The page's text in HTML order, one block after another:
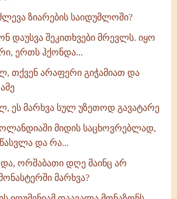
ზიარების საიდუმლოში?
დაუსვა შეკითხვები მრევლს. იყო
ერთს ჰქონდა...
თქვენ არაფერი გიჭამიათ და
ეს მარხვა სულ უზეთოდ გავატარე
მიდის საცხოვრებლად,
და რა...
ორშაბათი დღე მაინც არ
მარხვა?